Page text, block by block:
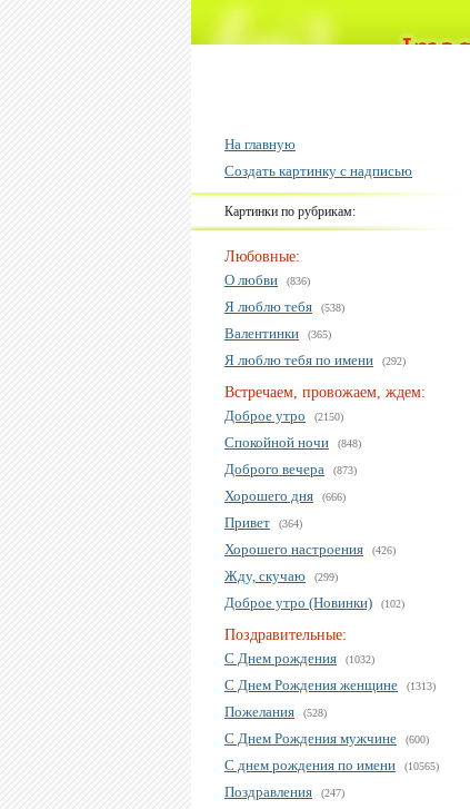
На главную
Создать картинку с надписью
Картинки по рубрикам:
Любовные:
О любви
(836)
Я люблю тебя (538)
Валентинки (365)
Я люблю тебя по имени (292)
Встречаем, провожаем, ждем:
Доброе утро
(2150)
Спокойной ночи (848)
Доброго вечера (873)
Хорошего дня (666)
Привет (364)
Хорошего настроения (426)
Жду, скучаю (299)
Доброе утро (Новинки) (102)
Поздравительные:
С Днем рождения
(1032)
С Днем Рождения женщине (1313)
Пожелания (528)
С Днем Рождения мужчине (600)
С днем рождения по имени (10565)
Поздравления (247)